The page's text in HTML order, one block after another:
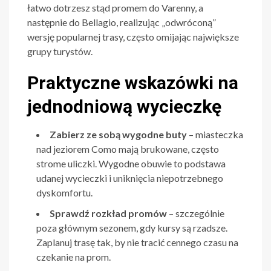
łatwo dotrzesz stąd promem do Varenny, a
następnie do Bellagio, realizując „odwróconą”
wersję popularnej trasy, często omijając największe
grupy turystów.
Praktyczne wskazówki na
jednodniową wycieczkę
Zabierz ze sobą wygodne buty – miasteczka
nad jeziorem Como mają brukowane, często
strome uliczki. Wygodne obuwie to podstawa
udanej wycieczki i uniknięcia niepotrzebnego
dyskomfortu.
Sprawdź rozkład promów – szczególnie
poza głównym sezonem, gdy kursy są rzadsze.
Zaplanuj trasę tak, by nie tracić cennego czasu na
czekanie na prom.